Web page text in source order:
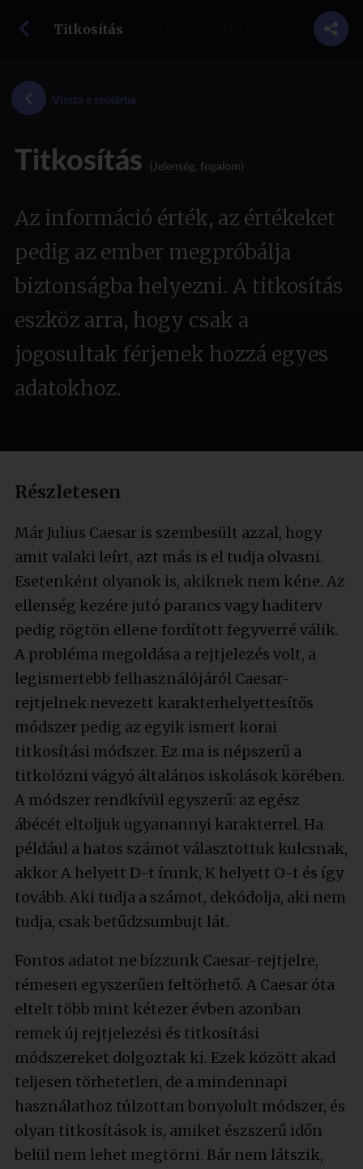
Titkosítás
Vissza a szótárba
Titkosítás (Jelenség, fogalom)
Az információ érték, az értékeket
pedig az ember megpróbálja
biztonságba helyezni. A titkosítás
eszköz arra, hogy csak a
jogosultak férjenek hozzá egyes
adatokhoz.
Részletesen
Már Julius Caesar is szembesült azzal, hogy
amit valaki leírt, azt más is el tudja olvasni.
Esetenként olyanok is, akiknek nem kéne. Az
ellenség kezére jutó parancs vagy haditerv
pedig rögtön ellene fordított fegyverré válik.
A probléma megoldása a rejtjelezés volt, a
legismertebb felhasználójáról Caesar-
rejtjelnek nevezett karakterhelyettesítős
módszer pedig az egyik ismert korai
titkosítási módszer. Ez ma is népszerű a
titkolózni vágyó általános iskolások körében.
A módszer rendkívül egyszerű: az egész
ábécét eltoljuk ugyanannyi karakterrel. Ha
például a hatos számot választottuk kulcsnak,
akkor A helyett D-t írunk, K helyett O-t és így
tovább. Aki tudja a számot, dekódolja, aki nem
tudja, csak betűdzsumbujt lát.
Fontos adatot ne bízzunk Caesar-rejtjelre,
rémesen egyszerűen feltörhető. A Caesar óta
eltelt több mint kétezer évben azonban
remek új rejtjelezési és titkosítási
módszereket dolgoztak ki. Ezek között akad
teljesen törhetetlen, de a mindennapi
használathoz túlzottan bonyolult módszer, és
olyan titkosítások is, amiket észszerű időn
belül nem lehet megtörni. Bár nem látszik,